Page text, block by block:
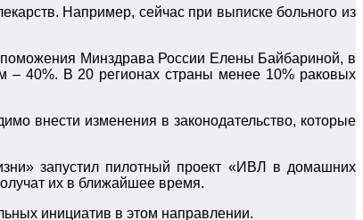
Например, сейчас при выписке больного из
Минздрава России Елены Байбариной, в
40%. В 20 регионах страны менее 10% раковых
внести изменения в законодательство, которые
запустил пилотный проект «ИВЛ в домашних
их в ближайшее время.
инициатив в этом направлении.